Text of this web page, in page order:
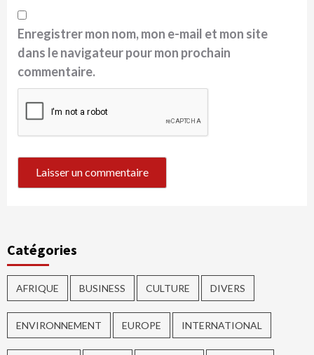
Enregistrer mon nom, mon e-mail et mon site
dans le navigateur pour mon prochain
commentaire.
Catégories
AFRIQUE BUSINESS CULTURE DIVERS
ENVIRONNEMENT EUROPE INTERNATIONAL